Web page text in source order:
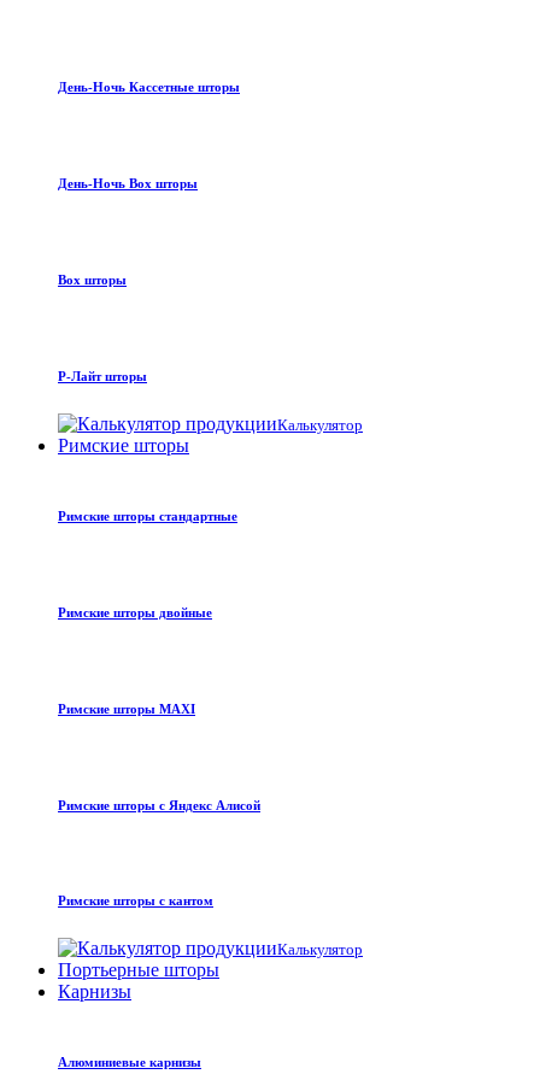
День-Ночь Кассетные шторы
День-Ночь Box шторы
Box шторы
Р-Лайт шторы
Калькулятор
Римские шторы
Римские шторы стандартные
Римские шторы двойные
Римские шторы MAXI
Римские шторы с Яндекс Алисой
Римские шторы с кантом
Калькулятор
Портьерные шторы
Карнизы
Алюминиевые карнизы